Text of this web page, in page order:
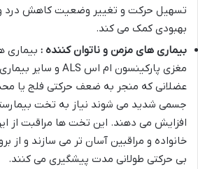
تسهیل حرکت و تغییر وضعیت کاهش درد و
بهبودی کمک می کند.
بیماری های مزمن و ناتوان کننده : بیماری
مغزی پارکینسون ام اس ALS و سایر
عضلانی که منجر به ضعف حرکتی فلج یا
جسمی شدید می شوند نیاز به تخت
افزایش می دهند. این تخت ها مراقبت از
خانواده و مراقبین آسان تر می سازند و از
بی حرکتی طولانی مدت پیشگیری می کنند.